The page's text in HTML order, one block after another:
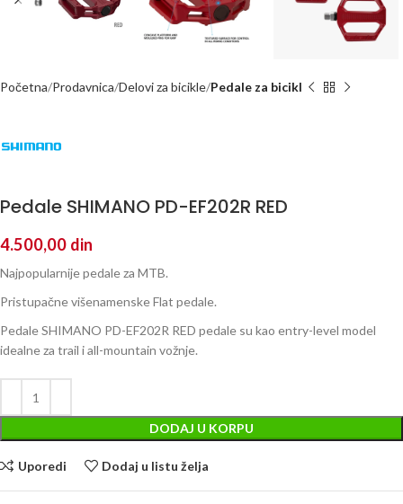
Početna Prodavnica Delovi za bicikle Pedale za bicikl
Pedale SHIMANO PD-EF202R RED
4.500,00 din
Najpopularnije pedale za MTB.
Pristupačne višenamenske Flat pedale.
Pedale SHIMANO PD-EF202R RED pedale su kao entry-level model
idealne za trail i all-mountain vožnje.
DODAJ U KORPU
Uporedi Dodaj u listu želja